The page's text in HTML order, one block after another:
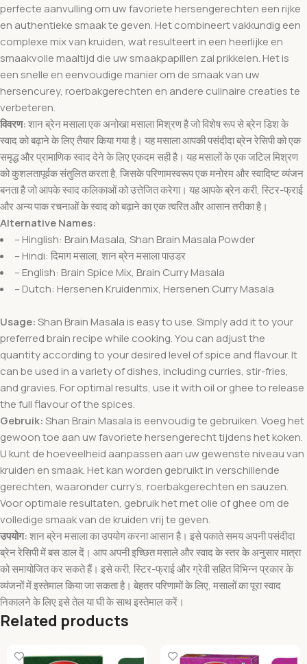
perfecte aanvulling om uw favoriete hersengerechten een rijke
en authentieke smaak te geven. Het combineert vakkundig een
complexe mix van kruiden, wat resulteert in een heerlijke en
smaakvolle maaltijd die uw smaakpapillen zal prikkelen. Het is
een snelle en eenvoudige manier om de smaak van uw
hersencurey, roerbakgerechten en andere culinaire creaties te
verbeteren.
विवरण:शान ब्रेन मसाला एक अनोखा मसाला मिश्रण है जो विशेष रूप से ब्रेन डिश के
स्वाद को बढ़ाने के लिए तैयार किया गया है। यह मसाला आपकी पसंदीदा ब्रेन रेसिपी को एक
समृद्ध और प्रामाणिक स्वाद देने के लिए एकदम सही है। यह मसालों के एक जटिल मिश्रण
को कुशलतापूर्वक संतुलित करता है, जिसके परिणामस्वरूप एक मनोरम और स्वादिष्ट व्यंजन
बनता है जो आपके स्वाद कलिकाओं को उत्तेजित करेगा। यह आपके ब्रेन करी, स्टिर-फ्राई
और अन्य पाक रचनाओं के स्वाद को बढ़ाने का एक त्वरित और आसान तरीका है।
Alternative Names:
– Hinglish: Brain Masala, Shan Brain Masala Powder
– Hindi: दिमाग मसाला, शान ब्रेन मसाला पाउडर
– English: Brain Spice Mix, Brain Curry Masala
– Dutch: Hersenen Kruidenmix, Hersenen Curry Masala
Usage:Shan Brain Masala is easy to use. Simply add it to your
preferred brain recipe while cooking. You can adjust the
quantity according to your desired level of spice and flavour. It
can be used in a variety of dishes, including curries, stir-fries,
and gravies. For optimal results, use it with oil or ghee to release
the full flavour of the spices.
Gebruik:Shan Brain Masala is eenvoudig te gebruiken. Voeg het
gewoon toe aan uw favoriete hersengerecht tijdens het koken.
U kunt de hoeveelheid aanpassen aan uw gewenste niveau van
kruiden en smaak. Het kan worden gebruikt in verschillende
gerechten, waaronder curry’s, roerbakgerechten en sauzen.
Voor optimale resultaten, gebruik het met olie of ghee om de
volledige smaak van de kruiden vrij te geven.
उपयोग:शान ब्रेन मसाला का उपयोग करना आसान है। इसे पकाते समय अपनी पसंदीदा
ब्रेन रेसिपी में बस डाल दें। आप अपनी इच्छित मसाले और स्वाद के स्तर के अनुसार मात्रा
को समायोजित कर सकते हैं। इसे करी, स्टिर-फ्राई और ग्रेवी सहित विभिन्न प्रकार के
व्यंजनों में इस्तेमाल किया जा सकता है। बेहतर परिणामों के लिए, मसालों का पूरा स्वाद
निकालने के लिए इसे तेल या घी के साथ इस्तेमाल करें।
Related products